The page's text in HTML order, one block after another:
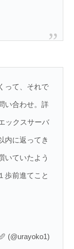
って、それで
い合わせ。詳
ックスサーバ
内に返ってき
いていたよう
歩前進てこと
(@urayoko1)